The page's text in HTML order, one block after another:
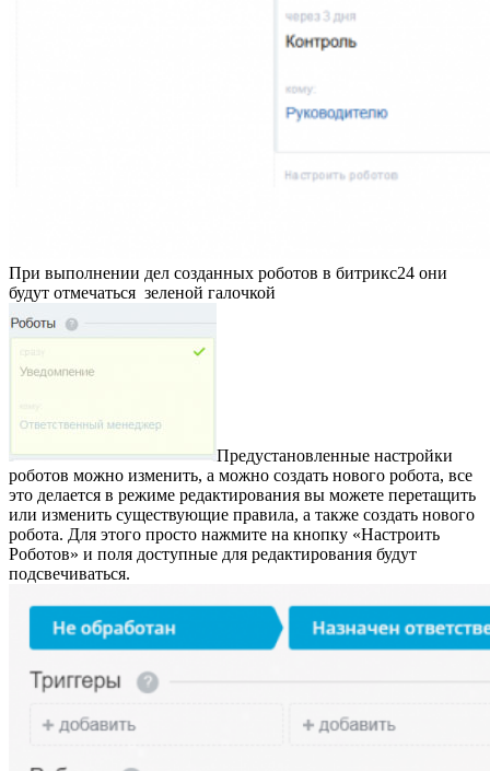
При выполнении дел созданных роботов в битрикс24 они
будут отмечаться зеленой галочкой
Предустановленные настройки
роботов можно изменить, а можно создать нового робота, все
это делается в режиме редактирования вы можете перетащить
или изменить существующие правила, а также создать нового
робота. Для этого просто нажмите на кнопку «Настроить
Роботов» и поля доступные для редактирования будут
подсвечиваться.